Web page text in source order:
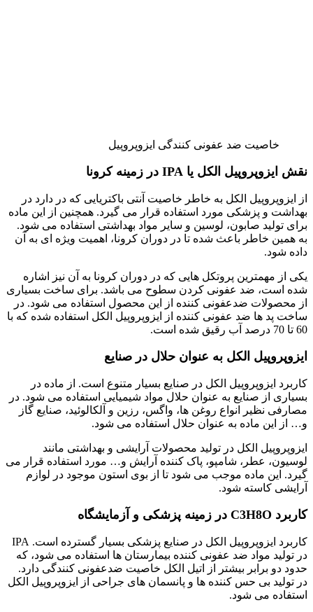
خاصیت ضد عفونی کنندگی ایزوپروپیل
نقش ایزوپروپیل الکل یا IPA در زمینه کرونا
از ایزوپروپیل الکل به خاطر خاصیت آنتی باکتریایی که در دارد در
بهداشت و پزشکی مورد استفاده قرار می گیرد. همچنین از این ماده
برای تولید صابون، لوسین و سایر مواد بهداشتی استفاده می شود.
به همین خاطر باعث شده تا در دوران کرونا، اهمیت ویژه ای به آن
داده شود.
یکی از مهمترین پروتکل هایی که در دوران کرونا به آن نیز اشاره
شده است، ضد عفونی کردن سطوح می باشد. برای ساخت بسیاری
از محصولات ضدعفونی کننده از این محصول استفاده می شود. در
ساخت پد ها ضد عفونی کننده از ایزوپروپیل الکل استفاده شده که با
60 تا 70 درصد آب رقیق شده است.
ایزوپروپیل الکل به عنوان حلال در صنایع
کاربرد ایزوپروپیل الکل در صنایع بسیار متنوع است. از ماده در
بسیاری از صنایع به عنوان حلال مواد شیمیایی استفاده می شود. در
مصارفی نظیر انواع روغن ها، واگس، رزین و آلکالوئید، صنایع گاز
و… از این ماده به عنوان حلال استفاده می شود.
ایزوپروپیل الکل در تولید محصولات آرایشی و بهداشتی مانند
لوسیون، عطر، شامپو، پاک کننده آرایش و… مورد استفاده قرار می
گیرد. این ماده موجب می شود تا از بوی استون موجود در لوازم
آرایشی کاسته شود.
کاربرد C3H8O در زمینه پزشکی و آزمایشگاه
کاربرد ایزوپروپیل الکل در صنایع پزشکی بسیار گسترده است. IPA
در تولید مواد ضد عفونی کننده بیمارستان ها استفاده می شود، که
حدود دو برابر بیشتر از اتیل الکل خاصیت ضدعفونی کنندگی دارد.
در تولید بی حس کننده ها و پانسمان های جراحی از ایزوپروپیل الکل
استفاده می شود.